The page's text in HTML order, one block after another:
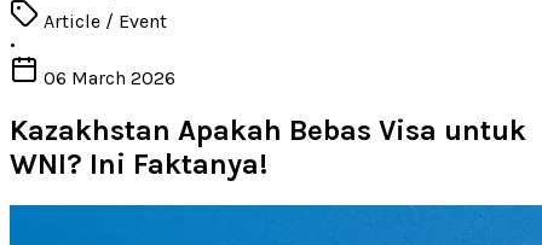
Article / Event
•
06 March 2026
Kazakhstan Apakah Bebas Visa untuk
WNI? Ini Faktanya!